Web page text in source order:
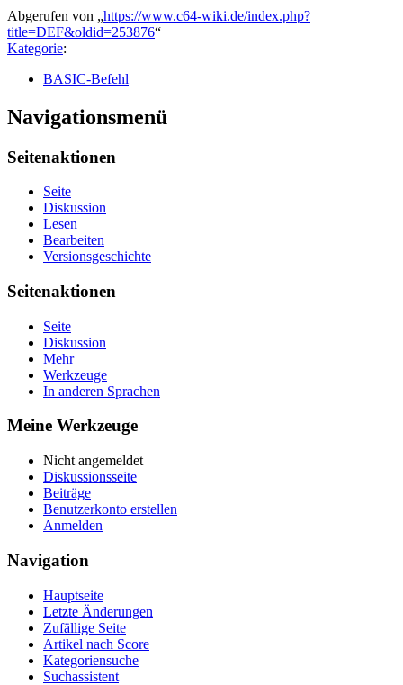
Abgerufen von „https://www.c64-wiki.de/index.php?
title=DEF&oldid=253876“
Kategorie:
BASIC-Befehl
Navigationsmenü
Seitenaktionen
Seite
Diskussion
Lesen
Bearbeiten
Versionsgeschichte
Seitenaktionen
Seite
Diskussion
Mehr
Werkzeuge
In anderen Sprachen
Meine Werkzeuge
Nicht angemeldet
Diskussionsseite
Beiträge
Benutzerkonto erstellen
Anmelden
Navigation
Hauptseite
Letzte Änderungen
Zufällige Seite
Artikel nach Score
Kategoriensuche
Suchassistent